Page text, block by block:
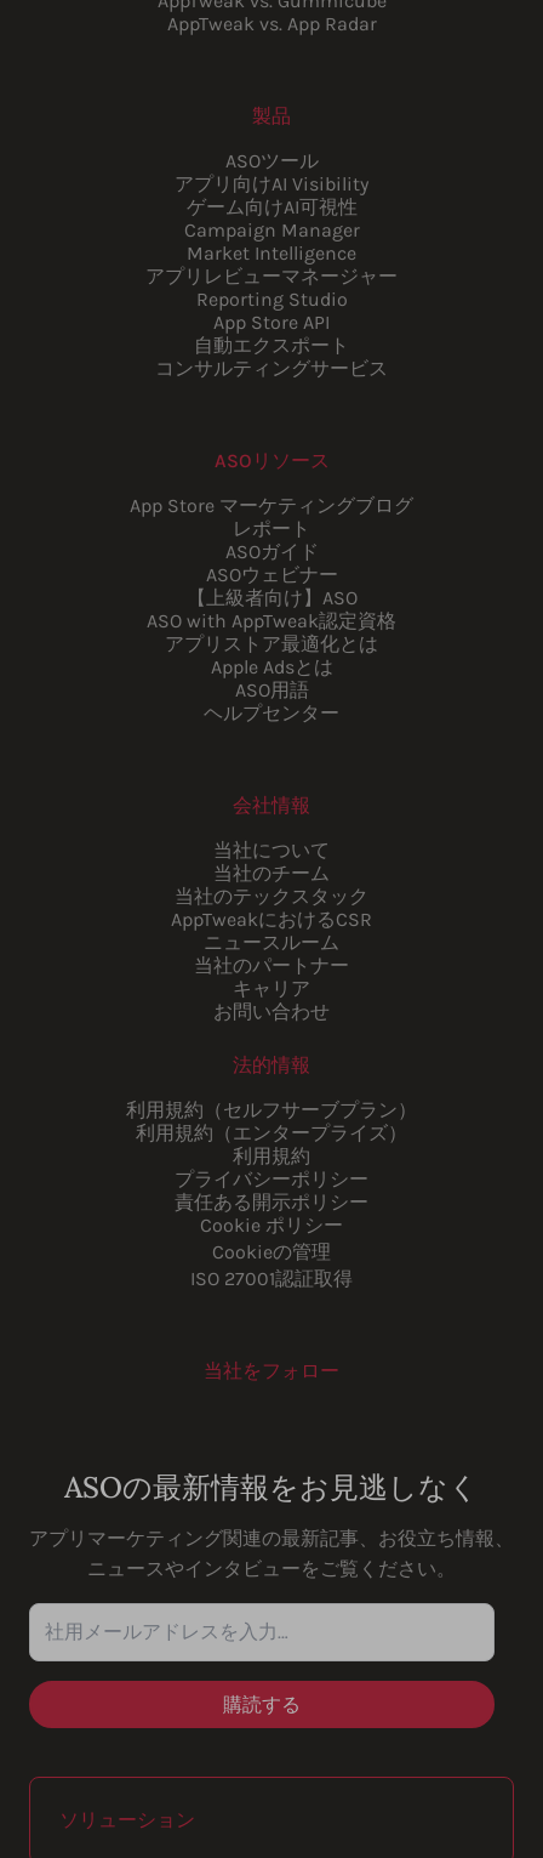
AppTweak vs. App Radar
製品
ASOツール
アプリ向けAI Visibility
ゲーム向けAI可視性
Campaign Manager
Market Intelligence
アプリレビューマネージャー
Reporting Studio
App Store API
自動エクスポート
コンサルティングサービス
ASOリソース
App Store マーケティングブログ
レポート
ASOガイド
ASOウェビナー
【上級者向け】ASO
ASO with AppTweak認定資格
アプリストア最適化とは
Apple Adsとは
ASO用語
ヘルプセンター
会社情報
当社について
当社のチーム
当社のテックスタック
AppTweakにおけるCSR
ニュースルーム
当社のパートナー
キャリア
お問い合わせ
法的情報
利用規約（セルフサーブプラン）
利用規約（エンタープライズ）
利用規約
プライバシーポリシー
責任ある開示ポリシー
Cookie ポリシー
Cookieの管理
ISO 27001認証取得
当社をフォロー
ASOの最新情報をお見逃しなく
アプリマーケティング関連の最新記事、お役立ち情報、
ニュースやインタビューをご覧ください。
社用メールアドレスを入力…
ソリューション